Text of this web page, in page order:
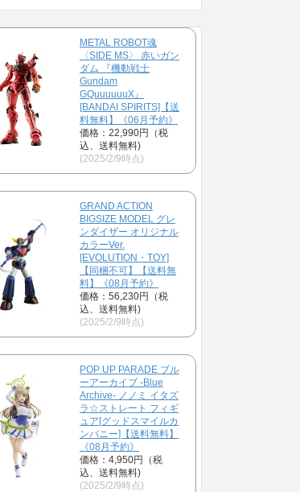
METAL ROBOT魂
〈SIDE MS〉 赤いガン
ダム 『機動戦士
Gundam
GQuuuuuuX』
[BANDAI SPIRITS]【送
料無料】《06月予約》
価格：22,990円（税
込、送料無料)
(2025/2/9時点)
GRAND ACTION
BIGSIZE MODEL グレ
ンダイザー オリジナル
カラーVer.
[EVOLUTION・TOY]
【同梱不可】【送料無
料】《08月予約》
価格：56,230円（税
込、送料無料)
(2025/2/9時点)
POP UP PARADE ブル
ーアーカイブ -Blue
Archive- ノノミ イタズ
ラ☆ストレート フィギ
ュア[グッドスマイルカ
ンパニー]【送料無料】
《08月予約》
価格：4,950円（税
込、送料無料)
(2025/2/9時点)